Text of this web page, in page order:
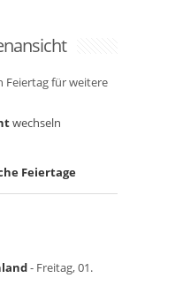
Feiertag für weitere
wechseln
Feiertage
- Freitag, 01.